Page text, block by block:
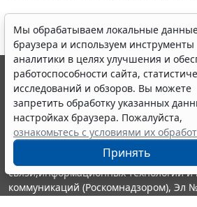
Мы обрабатываем локальные
браузера и используем инструменты
аналитики в целях улучшения и
работоспособности сайта,
исследований и обзоров. Вы можете
запретить обработку указанных
настройках браузера. Пожалуйста,
ознакомьтесь с условиями их
Принять
© ООО "НПП "ГАРАНТ-СЕРВИС", 2026.
выпускается с 1990 года. Компания
являются участниками Российской
информации ГАРАНТ.
Портал ГАРАНТ.РУ зарегистрирован в
издания Федеральной службой по
связи,информационных технологий и
коммуникаций (Роскомнадзором), Эл